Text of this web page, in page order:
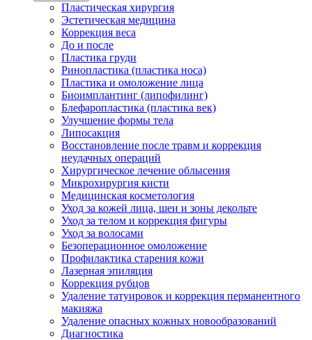
Пластическая хирургия
Эстетическая медицина
Коррекция веса
До и после
Пластика груди
Ринопластика (пластика носа)
Пластика и омоложение лица
Биоимплантинг (липофилинг)
Блефаропластика (пластика век)
Улучшение формы тела
Липосакция
Восстановление после травм и коррекция
неудачных операций
Хирургическое лечение облысения
Микрохирургия кисти
Медицинская косметология
Уход за кожей лица, шеи и зоны декольте
Уход за телом и коррекция фигуры
Уход за волосами
Безоперационное омоложение
Профилактика старения кожи
Лазерная эпиляция
Коррекция рубцов
Удаление татуировок и коррекция перманентного
макияжа
Удаление опасных кожных новообразований
Диагностика